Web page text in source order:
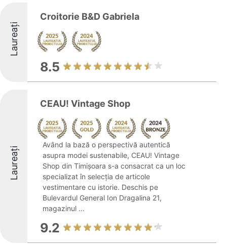
Laureați
Croitorie B&D Gabriela
8.5
Laureați
CEAU! Vintage Shop
Având la bază o perspectivă autentică
asupra modei sustenabile, CEAU! Vintage
Shop din Timișoara s-a consacrat ca un loc
specializat în selecția de articole
vestimentare cu istorie. Deschis pe
Bulevardul General Ion Dragalina 21,
magazinul ...
9.2